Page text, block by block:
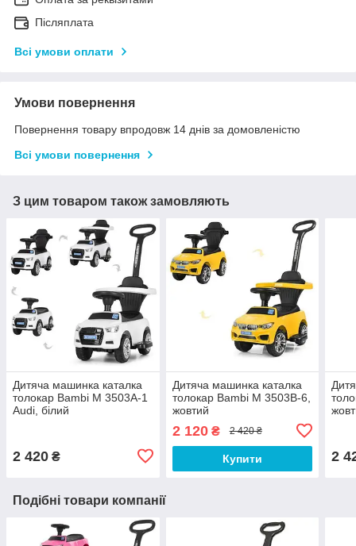
Післяплата
Всі умови оплати
Умови повернення
Повернення товару впродовж 14 днів за домовленістю
Всі умови повернення
З цим товаром також замовляють
Дитяча машинка каталка
толокар Bambi M 3503A-1
Audi, білий
2 420 ₴
Дитяча машинка каталка
толокар Bambi M 3503В-6,
жовтий
2 120₴ 2 420 ₴
Купити 2
Подібні товари компанії